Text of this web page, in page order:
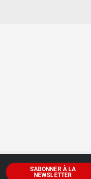
S'ABONNER À LA
NEWSLETTER